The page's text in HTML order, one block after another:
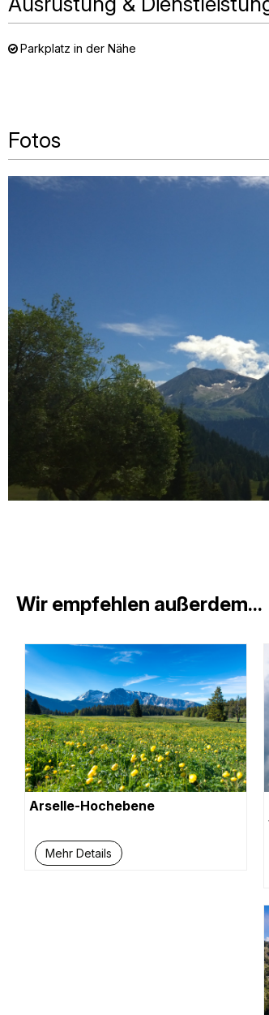
Parkplatz in der Nähe
Fotos
Wir empfehlen außerdem...
Arselle-Hochebene
Mehr Details